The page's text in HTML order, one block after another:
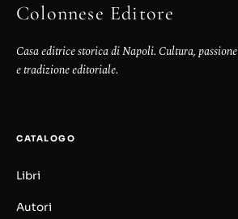
Colonnese Editore
Casa editrice storica di Napoli. Cultura, passione
e tradizione editoriale.
CATALOGO
Libri
Autori